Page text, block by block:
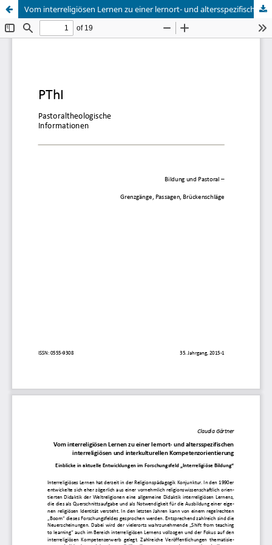
Vom interreligiösen Lernen zu einer lernort- und altersspezifischen interreligiösen und interkulturellen Kompetenzorientierung. Einblicke in aktuelle Entwicklungen im Forschungsfeld „Interreligiöse Bildung“